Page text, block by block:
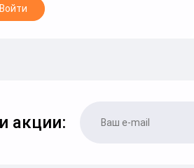
Войти
акции: